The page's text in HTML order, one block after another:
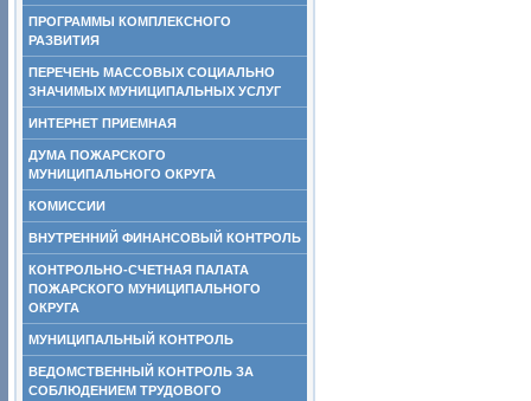
ПРОГРАММЫ КОМПЛЕКСНОГО
РАЗВИТИЯ
ПЕРЕЧЕНЬ МАССОВЫХ СОЦИАЛЬНО
ЗНАЧИМЫХ МУНИЦИПАЛЬНЫХ УСЛУГ
ИНТЕРНЕТ ПРИЕМНАЯ
ДУМА ПОЖАРСКОГО
МУНИЦИПАЛЬНОГО ОКРУГА
КОМИССИИ
ВНУТРЕННИЙ ФИНАНСОВЫЙ КОНТРОЛЬ
КОНТРОЛЬНО-СЧЕТНАЯ ПАЛАТА
ПОЖАРСКОГО МУНИЦИПАЛЬНОГО
ОКРУГА
МУНИЦИПАЛЬНЫЙ КОНТРОЛЬ
ВЕДОМСТВЕННЫЙ КОНТРОЛЬ ЗА
СОБЛЮДЕНИЕМ ТРУДОВОГО